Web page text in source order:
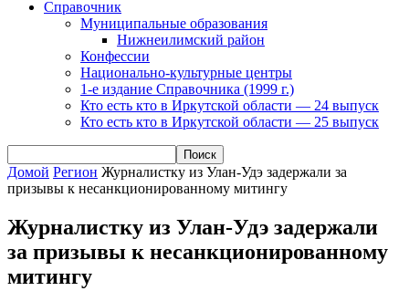
Справочник
Муниципальные образования
Нижнеилимский район
Конфессии
Национально-культурные центры
1-е издание Справочника (1999 г.)
Кто есть кто в Иркутской области — 24 выпуск
Кто есть кто в Иркутской области — 25 выпуск
Домой Регион Журналистку из Улан-Удэ задержали за
призывы к несанкционированному митингу
Журналистку из Улан-Удэ задержали
за призывы к несанкционированному
митингу